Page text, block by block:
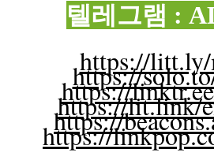
텔레그램 :
https://
https://
https://
https://lit.link/
https://
https://